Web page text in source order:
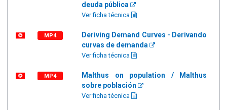
deuda pública
Ver ficha técnica
MP4
Deriving Demand Curves - Derivando
curvas de demanda
Ver ficha técnica
MP4
Malthus on population / Malthus
sobre población
Ver ficha técnica